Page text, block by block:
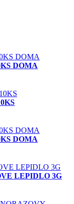
DOMA
DOMA
LEPIDLO 3G